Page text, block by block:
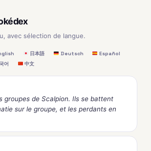
avec sélection de langue.
日本語 Deutsch
Español
어 中文
groupes de Scalpion. Ils se battent
sur le groupe, et les perdants en